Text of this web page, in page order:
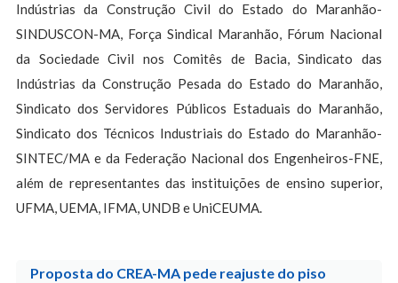
Indústrias da Construção Civil do Estado do Maranhão-
SINDUSCON-MA, Força Sindical Maranhão, Fórum Nacional
da Sociedade Civil nos Comitês de Bacia, Sindicato das
Indústrias da Construção Pesada do Estado do Maranhão,
Sindicato dos Servidores Públicos Estaduais do Maranhão,
Sindicato dos Técnicos Industriais do Estado do Maranhão-
SINTEC/MA e da Federação Nacional dos Engenheiros-FNE,
além de representantes das instituições de ensino superior,
UFMA, UEMA, IFMA, UNDB e UniCEUMA.
Proposta do CREA-MA pede reajuste do piso